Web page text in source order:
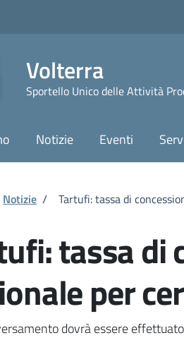
Volterra
Sportello Unico delle Attività
Notizie Eventi
Notizie / Tartufi: tassa di
tassa di
per
della
dovrà essere